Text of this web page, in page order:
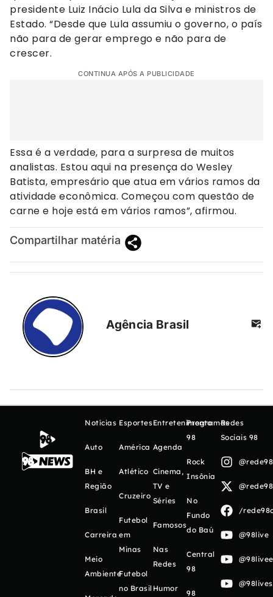
presidente Luiz Inácio Lula da Silva e ministros de
Estado. “Desde que Lula assumiu o governo, o país
não para de gerar emprego e não para de
crescer.
CONTINUA APÓS A PUBLICIDADE
Essa é a verdade, para a surpresa de muitos
analistas. Estou aqui na presença do Wesley
Batista, empresário que atua em vários ramos da
atividade econômica. Começou com questão de
carne e hoje está em vários ramos”, afirmou.
Compartilhar matéria
Agência Brasil
Notícias
Auto
BH e
Região
Brasil
Carreira
Meio
Ambiente
Esportes
América
Atlético
Cruzeiro
Futebol
em
Minas
Futebol
no Brasil
Entretenimento
Agenda
Cinema,
TV e
Séries
Famosos
Nas
Redes
Humor
Programas
98
Rock
Insônia
No
Fundo
do Baú
Central
98
98
Redes
Sociais 98
/
@98live